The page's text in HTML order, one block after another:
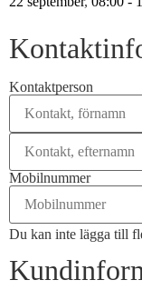
Kontaktperson
Mobilnummer
Du kan inte lägga till